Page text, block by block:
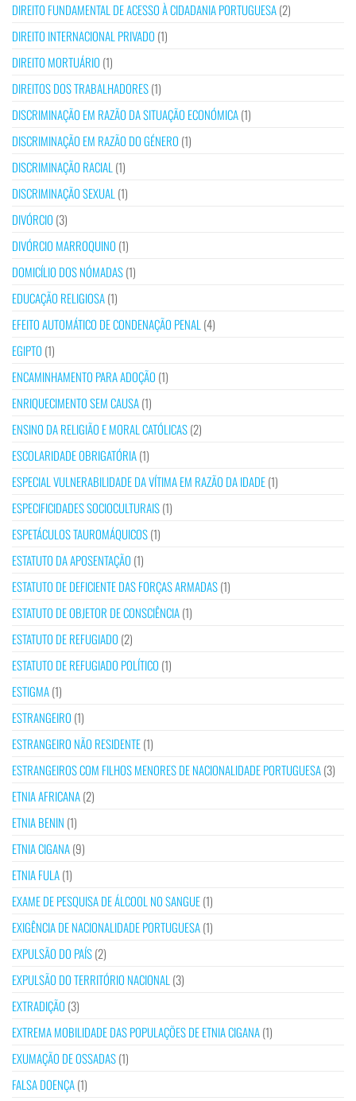
DIREITO FUNDAMENTAL DE ACESSO À CIDADANIA PORTUGUESA(2)
DIREITO INTERNACIONAL PRIVADO (1)
DIREITO MORTUÁRIO (1)
DIREITOS DOS TRABALHADORES(1)
DISCRIMINAÇÃO EM RAZÃO DA SITUAÇÃO ECONÓMICA(1)
DISCRIMINAÇÃO EM RAZÃO DO GÉNERO (1)
DISCRIMINAÇÃO RACIAL (1)
DISCRIMINAÇÃO SEXUAL (1)
DIVÓRCIO (3)
DIVÓRCIO MARROQUINO (1)
DOMICÍLIO DOS NÓMADAS(1)
EDUCAÇÃO RELIGIOSA(1)
EFEITO AUTOMÁTICO DE CONDENAÇÃO PENAL (4)
EGIPTO (1)
ENCAMINHAMENTO PARA ADOÇÃO (1)
ENRIQUECIMENTO SEM CAUSA(1)
ENSINO DA RELIGIÃO E MORAL CATÓLICAS(2)
ESCOLARIDADE OBRIGATÓRIA(1)
ESPECIAL VULNERABILIDADE DA VÍTIMA EM RAZÃO DA IDADE(1)
ESPECIFICIDADES SOCIOCULTURAIS(1)
ESPETÁCULOS TAUROMÁQUICOS(1)
ESTATUTO DA APOSENTAÇÃO (1)
ESTATUTO DE DEFICIENTE DAS FORÇAS ARMADAS(1)
ESTATUTO DE OBJETOR DE CONSCIÊNCIA(1)
ESTATUTO DE REFUGIADO (2)
ESTATUTO DE REFUGIADO POLÍTICO (1)
ESTIGMA(1)
ESTRANGEIRO (1)
ESTRANGEIRO NÃO RESIDENTE(1)
ESTRANGEIROS COM FILHOS MENORES DE NACIONALIDADE PORTUGUESA(3)
ETNIA AFRICANA(2)
ETNIA BENIN (1)
ETNIA CIGANA(9)
ETNIA FULA(1)
EXAME DE PESQUISA DE ÁLCOOL NO SANGUE(1)
EXIGÊNCIA DE NACIONALIDADE PORTUGUESA(1)
EXPULSÃO DO PAÍS(2)
EXPULSÃO DO TERRITÓRIO NACIONAL (3)
EXTRADIÇÃO (3)
EXTREMA MOBILIDADE DAS POPULAÇÕES DE ETNIA CIGANA(1)
EXUMAÇÃO DE OSSADAS(1)
FALSA DOENÇA(1)